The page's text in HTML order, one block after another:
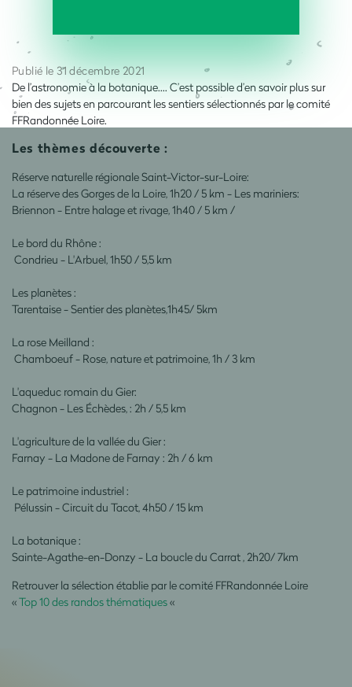
Publié le 31 décembre 2021
De l’astronomie à la botanique…. C’est possible d’en savoir plus sur
bien des sujets en parcourant les sentiers sélectionnés par le comité
FFRandonnée Loire.
Les thèmes découverte :
Réserve naturelle régionale Saint-Victor-sur-Loire:
La réserve des Gorges de la Loire, 1h20 / 5 km - Les mariniers:
Briennon - Entre halage et rivage, 1h40 / 5 km /
Le bord du Rhône :
Condrieu - L'Arbuel, 1h50 / 5,5 km
Les planètes :
Tarentaise - Sentier des planètes,1h45/ 5km
La rose Meilland :
Chamboeuf - Rose, nature et patrimoine, 1h / 3 km
L'aqueduc romain du Gier:
Chagnon - Les Échèdes, : 2h / 5,5 km
L'agriculture de la vallée du Gier :
Farnay - La Madone de Farnay : 2h / 6 km
Le patrimoine industriel :
Pélussin - Circuit du Tacot, 4h50 / 15 km
La botanique :
Sainte-Agathe-en-Donzy - La boucle du Carrat , 2h20/ 7km
Retrouver la sélection établie par le comité FFRandonnée Loire
«Top 10 des randos thématiques«